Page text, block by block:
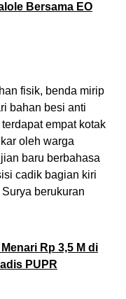
Bersama EO
fisik, benda mirip
bahan besi anti
empat kotak
oleh warga
baru berbahasa
cadik bagian kiri
berukuran
Rp 3,5 M di
PUPR